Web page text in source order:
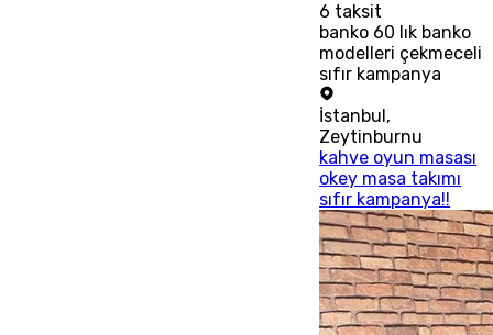
6 taksit
banko 60 lık banko
modelleri çekmeceli
sıfır kampanya
İstanbul ,
Zeytinburnu
kahve oyun masası
okey masa takımı
sıfır kampanya!!